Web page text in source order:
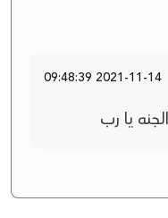
2021-11-14 09:48:39
يا رب